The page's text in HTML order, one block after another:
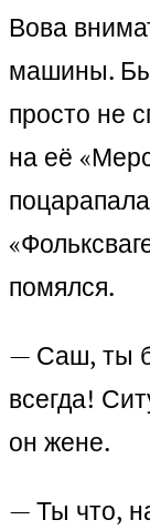
Вова
машины.
просто не
на её
помялся.
— Саш, ты
всегда!
он жене.
— Ты что,